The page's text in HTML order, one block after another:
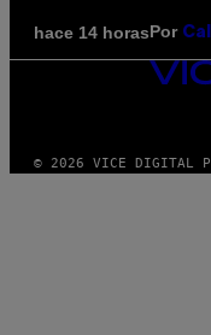
hace 14 horasPor
VICE
© 2026 VICE DIGITAL